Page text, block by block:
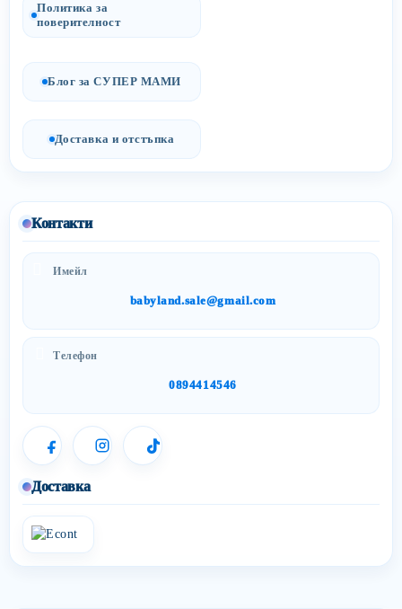
Политика за
поверителност
Блог за СУПЕР МАМИ
Доставка и отстъпка
Контакти
Имейл
babyland.sale@gmail.com
Телефон
0894414546
Доставка